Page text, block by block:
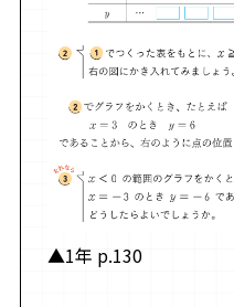
▲1年 p.130